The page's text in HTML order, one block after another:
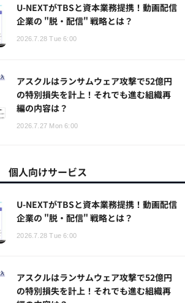
U-NEXTがTBSと資本業務提携！動画配信
企業の "脱・配信" 戦略とは？
2026.7.28 Tue 6:00
アスクルはランサムウェア攻撃で52億円
の特別損失を計上！それでも進む組織再
編の内容は？
2026.7.27 Mon 6:00
個人向けサービス
U-NEXTがTBSと資本業務提携！動画配信
企業の "脱・配信" 戦略とは？
2026.7.28 Tue 6:00
アスクルはランサムウェア攻撃で52億円
の特別損失を計上！それでも進む組織再